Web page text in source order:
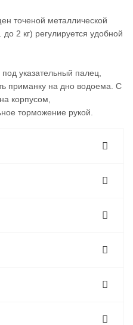
точеной металлической
2 кг) регулируется удобной
указательный палец,
приманку на дно водоема. С
корпусом,
торможение рукой.